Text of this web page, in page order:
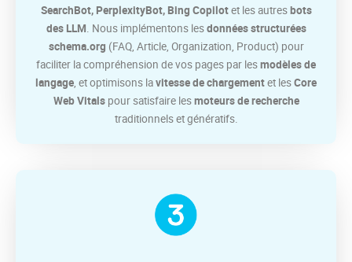
SearchBot, PerplexityBot, Bing Copilotet les autresbots
des LLM. Nous implémentons lesdonnées structurées
schema.org (FAQ, Article, Organization, Product) pour
faciliter la compréhension de vos pages par lesmodèles de
langage, et optimisons lavitesse de chargementet lesCore
Web Vitalspour satisfaire lesmoteurs de recherche
traditionnels et génératifs.